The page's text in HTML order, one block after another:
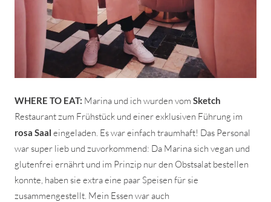
WHERE TO EAT: Marina und ich wurden vom Sketch
Restaurant zum Frühstück und einer exklusiven Führung im
rosa Saal eingeladen. Es war einfach traumhaft! Das Personal
war super lieb und zuvorkommend: Da Marina sich vegan und
glutenfrei ernährt und im Prinzip nur den Obstsalat bestellen
konnte, haben sie extra eine paar Speisen für sie
zusammengestellt. Mein Essen war auch